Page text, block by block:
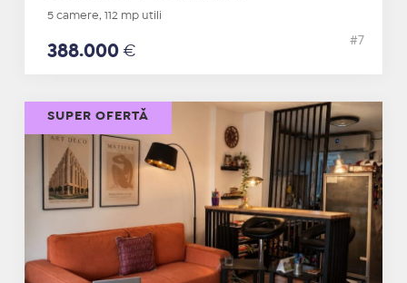
5 camere, 112 mp utili
388.000 €
#7
SUPER OFERTĂ